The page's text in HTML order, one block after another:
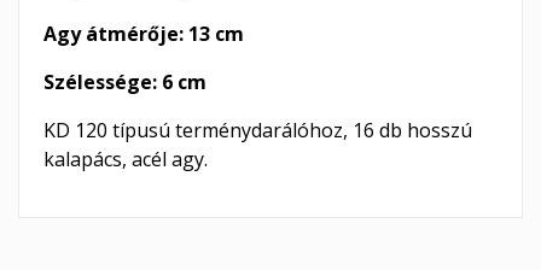
Agy átmérője: 13 cm
Szélessége: 6 cm
KD 120 típusú terménydarálóhoz, 16 db hosszú
kalapács, acél agy.